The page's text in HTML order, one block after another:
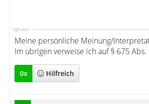
Signatur:
Meine persönliche Meinung/
Im übrigen verweise ich auf § 675 Abs.
0x Hilfreich